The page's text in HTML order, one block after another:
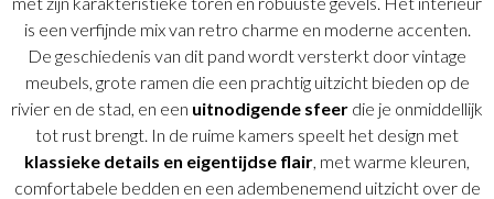
is een verfijnde mix van retro charme en moderne accenten.
De geschiedenis van dit pand wordt versterkt door vintage
meubels, grote ramen die een prachtig uitzicht bieden op de
rivier en de stad, en een uitnodigende sfeer die je onmiddellijk
tot rust brengt. In de ruime kamers speelt het design met
klassieke details en eigentijdse flair , met warme kleuren,
comfortabele bedden en een adembenemend uitzicht over de